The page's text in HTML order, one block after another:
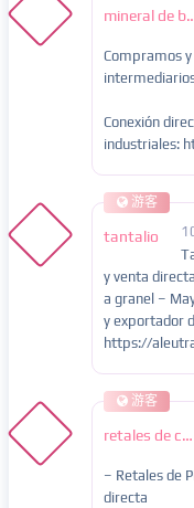
mineral
Compramos
Conexión
industriales:
游客
tantalio
y venta
a granel –
y exportador
https://
游客
retales de cuero
– Retales de
directa